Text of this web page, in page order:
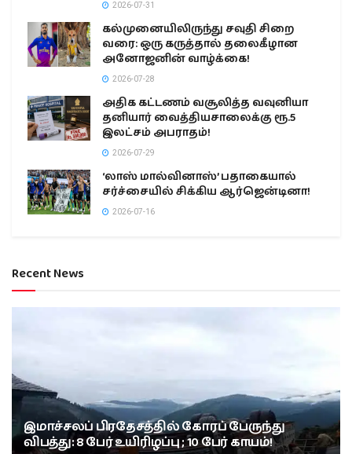
2026-07-31
கல்முனையிலிருந்து சவுதி சிறை
வரை: ஒரு கருத்தால் தலைகீழான
அனோஜனின் வாழ்க்கை!
2026-07-28
அதிக கட்டணம் வசூலித்த வவுனியா
தனியார் வைத்தியசாலைக்கு ரூ.5
இலட்சம் அபராதம்!
2026-07-29
‘லாஸ் மால்வினாஸ்’ பதாகையால்
சர்ச்சையில் சிக்கிய ஆர்ஜென்டினா!
2026-07-16
Recent News
இமாச்சலப் பிரதேசத்தில் கோரப் பேருந்து
விபத்து: 8 பேர் உயிரிழப்பு ; 10 பேர் காயம்!